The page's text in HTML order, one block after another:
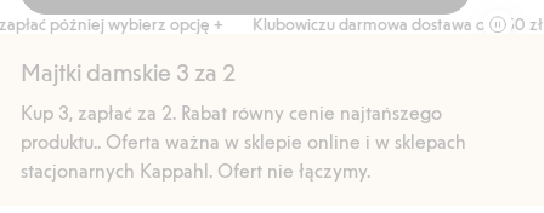
później wybierz opcję + Klubowiczu darmowa dostawa od 150 zł
Majtki damskie 3 za 2
Kup 3, zapłać za 2. Rabat równy cenie najtańszego
produktu.. Oferta ważna w sklepie online i w sklepach
stacjonarnych Kappahl. Ofert nie łączymy.